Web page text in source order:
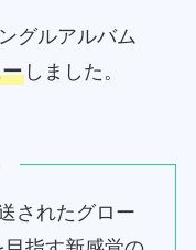
グルアルバム
しました。
されたグロー